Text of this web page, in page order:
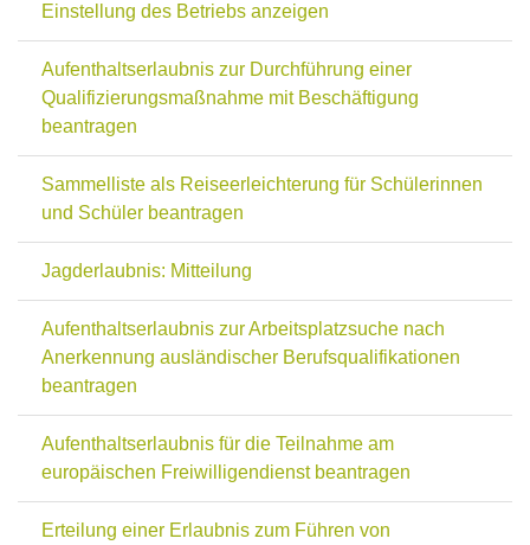
Einstellung des Betriebs anzeigen
Aufenthaltserlaubnis zur Durchführung einer
Qualifizierungsmaßnahme mit Beschäftigung
beantragen
Sammelliste als Reiseerleichterung für Schülerinnen
und Schüler beantragen
Jagderlaubnis: Mitteilung
Aufenthaltserlaubnis zur Arbeitsplatzsuche nach
Anerkennung ausländischer Berufsqualifikationen
beantragen
Aufenthaltserlaubnis für die Teilnahme am
europäischen Freiwilligendienst beantragen
Erteilung einer Erlaubnis zum Führen von